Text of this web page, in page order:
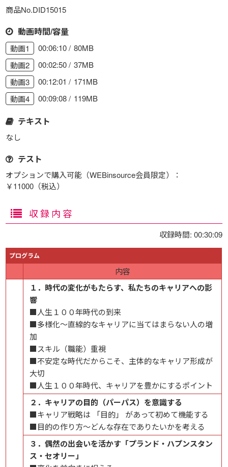
商品No.DID15015
動画時間/容量
動画1 00:06:10
80MB
動画2
00:02:50
37MB
動画3
00:12:01
171MB
動画4
00:09:08 119MB
テキスト
なし
テスト
オプションで購入可能（WEBinsource会員限定）：
￥11000（税込）
収録内容
収録時間: 00:30:09
プログラム
内容
１．時代の変化がもたらす、私たちのキャリアへの影
響
■人生１００年時代の到来
■多様化～直線的なキャリアに当てはまらない人の増
加
■スキル（職能）重視
■不安定な時代だからこそ、主体的なキャリア形成が
大切
■人生１００年時代、キャリアを豊かにするポイント
２．キャリアの目的（パーパス）を意識する
■キャリア戦略は 「目的」 があって初めて機能する
■目的の作り方～どんな存在でありたいかを考える
３．偶然の出会いを活かす「プランド・ハプンスタン
ス・セオリー」